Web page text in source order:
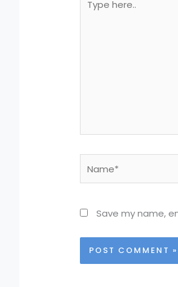
here..
Save my name,